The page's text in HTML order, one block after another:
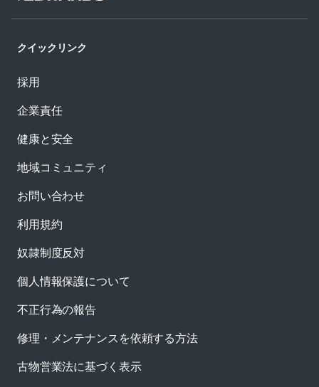
クイックリンク
採用
企業責任
健康と安全
地域コミュニティ
お問い合わせ
利用規約
奴隷制度反対
個人情報保護について
不正行為の報告
修理・メンテナンスを依頼する方法
古物営業法に基づく表示